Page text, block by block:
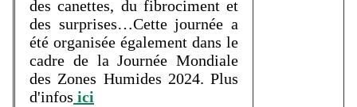
des canettes, du fibrociment et
des surprises…Cette journée a
été organisée également dans le
cadre de la Journée Mondiale
des Zones Humides 2024. Plus
d'infos ici